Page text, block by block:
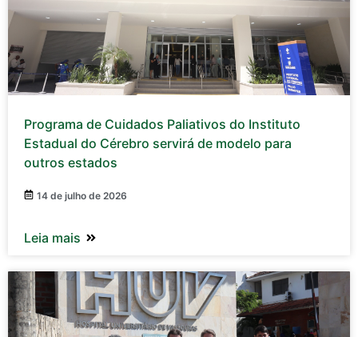
Programa de Cuidados Paliativos do Instituto
Estadual do Cérebro servirá de modelo para
outros estados
14 de julho de 2026
Leia mais